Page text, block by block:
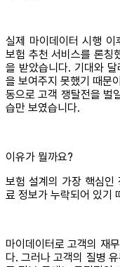
실제 마이데이터 시행 이
보험 추천 서비스를 론칭
을 받았습니다. 기대와
을 보여주지 못했기 때문
동으로 고객 쟁탈전을 벌
습만 보였습니다.
이유가 뭘까요?
보험 설계의 가장 핵심인
료 정보가 누락되어 있기
마이데이터로 고객의 재
다. 그러나 고객의 질병